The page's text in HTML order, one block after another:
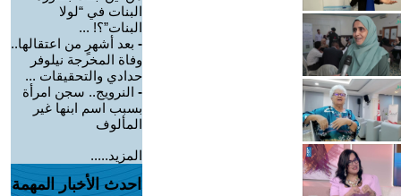
البنات في “لولا
البنات”؟! ...
- بعد أشهرٍ من اعتقالها..
وفاة المخرجة نيلوفر
حدادي والتحقيقات ...
- النرويج.. سجن امرأة
بسبب اسم ابنها غير
المألوف
المزيد.....
احدث الأخبار المهمة